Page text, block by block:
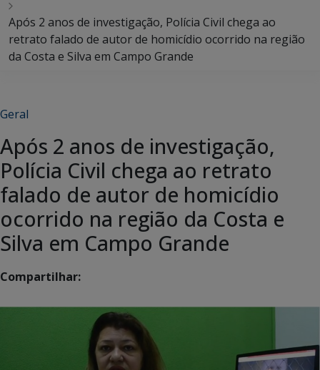
Após 2 anos de investigação, Polícia Civil chega ao
retrato falado de autor de homicídio ocorrido na região
da Costa e Silva em Campo Grande
Geral
Após 2 anos de investigação,
Polícia Civil chega ao retrato
falado de autor de homicídio
ocorrido na região da Costa e
Silva em Campo Grande
Compartilhar: